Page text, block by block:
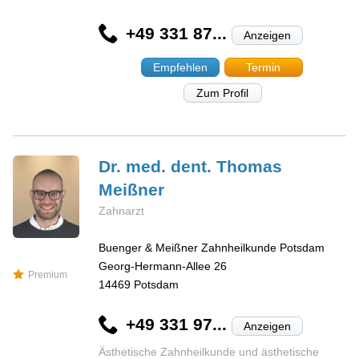
+49 331 87... Anzeigen
Empfehlen
Termin
Zum Profil
Premium
Dr. med. dent. Thomas
Meißner
Zahnarzt
Buenger & Meißner Zahnheilkunde Potsdam
Georg-Hermann-Allee 26
14469 Potsdam
+49 331 97... Anzeigen
Ästhetische Zahnheilkunde und ästhetische